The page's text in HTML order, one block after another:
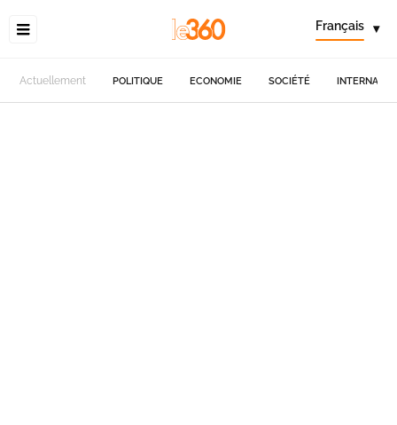
Français ▾
Actuellement POLITIQUE ECONOMIE SOCIÉTÉ